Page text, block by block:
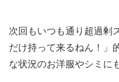
次回もいつも通り超過剰
だけ持って来るねん！」
な状況のお洋服やシミに